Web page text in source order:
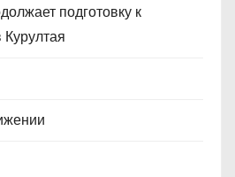
подготовку к